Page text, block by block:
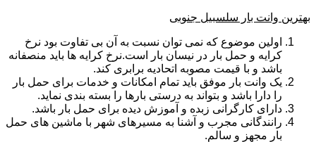
بهترین وانت بار سلسبیل جنوبی
اولین موضوع که نمی توان نسبت به آن بی تفاوت بود نرخ
کرایه و حمل بار در نیسان بار است.نرخ کرایه ها باید منصفانه
باشد و با قیمت مصوبه اتحادیه برابری کند.
یک وانت بار موفق باید تمام امکانات و خدمات برای حمل بار
را دارا باشد و بتواند به درستی بارها را بسته بندی نماید.
دارای کارگرانی زبده و آموزش دیده برای حمل بار باشد.
رانندگانی مجرب و آشنا به مسیرهای شهر با ماشین های حمل
بار مجهز و سالم.